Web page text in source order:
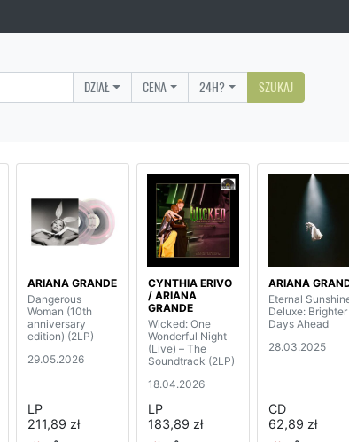
DZIAŁ CENA 24H? SZUKAJ
ARIANA GRANDE
Dangerous
Woman (10th
anniversary
edition) (2LP)
29.05.2026
LP
211,89 zł
CYNTHIA ERIVO
/ ARIANA
GRANDE
Wicked: One
Wonderful Night
(Live) – The
Soundtrack (2LP)
18.04.2026
LP
183,89 zł
ARIANA
Eternal
Deluxe: Brighter
Days Ahead
28.03.2025
CD
62,89 zł